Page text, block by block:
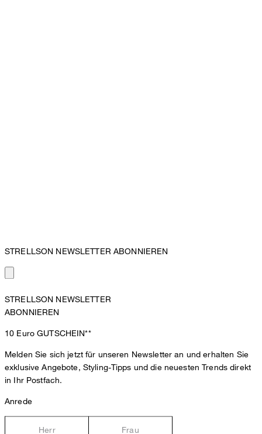
STRELLSON NEWSLETTER ABONNIEREN
STRELLSON NEWSLETTER
ABONNIEREN
10 EuroGUTSCHEIN**
Melden Sie sich jetzt für unseren Newsletter an und erhalten Sie
exklusive Angebote, Styling-Tipps und die neuesten Trends direkt
in Ihr Postfach.
Anrede
Herr Frau